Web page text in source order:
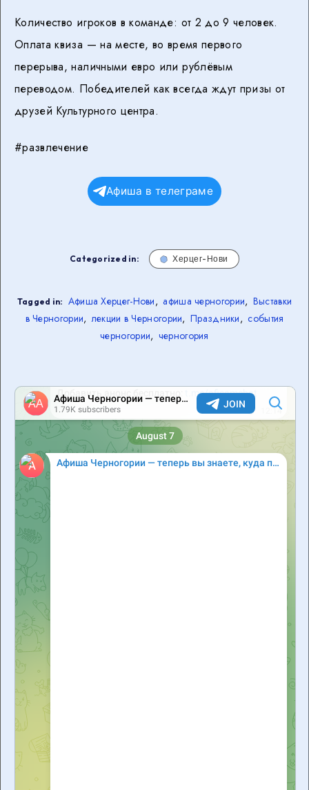
Количество игроков в команде: от 2 до 9 человек.
Оплата квиза — на месте, во время первого
перерыва, наличными евро или рублёвым
переводом. Победителей как всегда ждут призы от
друзей Культурного центра.
#развлечение
Афиша в телеграме
Categorized in: Херцег-Нови
Tagged in: Афиша Херцег-Нови, афиша черногории, Выставки
в Черногории, лекции в Черногории, Праздники, события
черногории, черногория